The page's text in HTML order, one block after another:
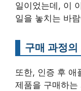
일이었는데, 이
일을 놓치는 바
구매 과정의
또한, 인증 후 애
제품을 구매하는